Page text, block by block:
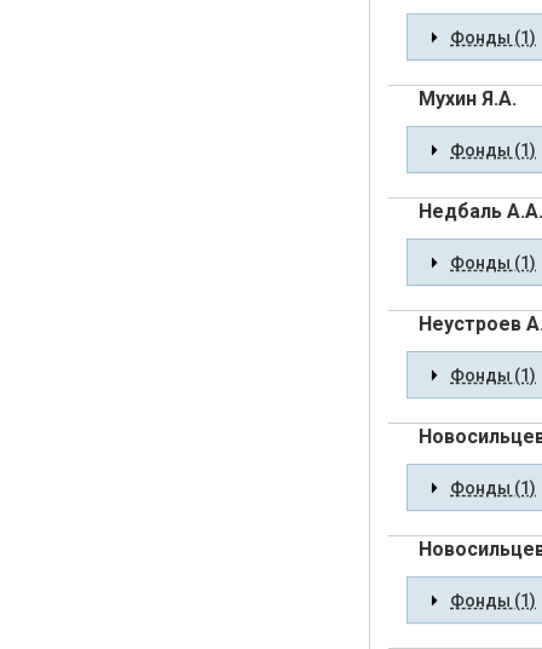
Фонды (1)
Мухин Я.А.
Фонды (1)
Недбаль А.А.
Фонды (1)
Неустроев
Фонды (1)
Фонды (1)
Фонды (1)